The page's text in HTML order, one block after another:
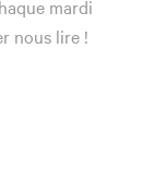
mardi
nous lire !